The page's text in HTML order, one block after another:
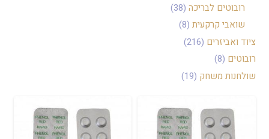
רובוטים לבריכה (38)
שואבי קרקעית (8)
ציוד ואביזרים (216)
רובוטים (8)
שולחנות משחק (19)